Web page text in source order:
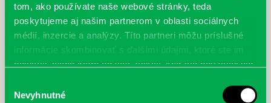
tom, ako používate naše webové stránky, teda
poskytujeme aj našim partnerom v oblasti sociálnych
médií, inzercie a analýzy. Títo partneri môžu príslušné
informácie skombinovať s ďalšími údajmi, ktoré ste im
poskytli, alebo ktoré od vás získali, keď ste používali ich
súhlasu
Nevyhnutné